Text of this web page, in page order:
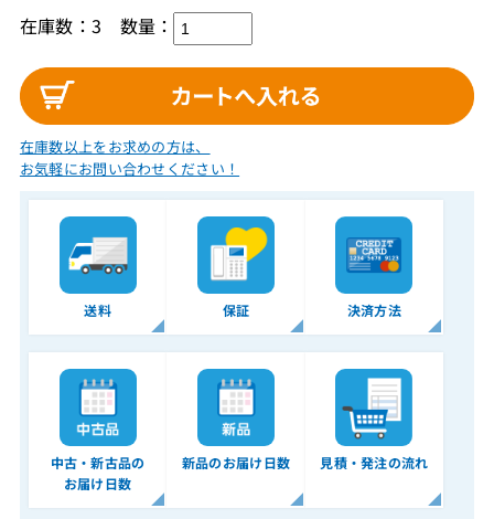
在庫数：3 数量：
在庫数以上をお求めの方は、
お気軽にお問い合わせください！
送料 保証 決済方法
中古・新古品の
お届け日数
新品のお届け日数 見積・発注の流れ